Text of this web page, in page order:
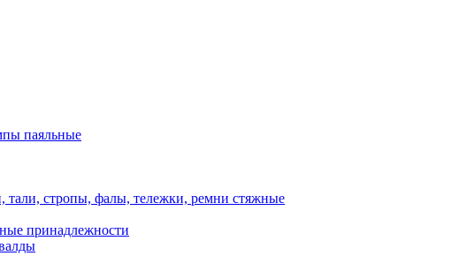
паяльные
тали, стропы, фалы, тележки, ремни стяжные
принадлежности